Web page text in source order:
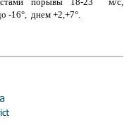
-16°,
днем +2,+7°.